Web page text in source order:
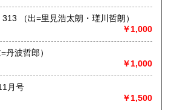
口より徒歩1分
～18:30/日・祝:11:30～17:30
族の大切な本の処分は当店をご利用
古書に関する事なら何でもお気軽にご
TV台本 大江戸捜査網 313 （出=里見浩太朗・瑳川哲朗）
￥1,000
大盗賊 4 （主=丹波哲郎）
￥1,000
月号
￥1,500